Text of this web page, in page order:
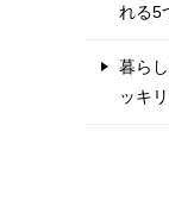
れる5
暮ら
ッキ